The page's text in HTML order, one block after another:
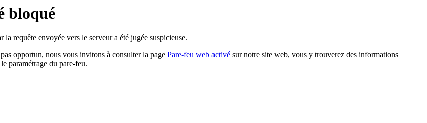
bloqué
requête envoyée vers le serveur a été jugée suspicieuse.
opportun, nous vous invitons à consulter la page Pare-feu web activé sur notre site web, vous y trouverez des informations
paramétrage du pare-feu.